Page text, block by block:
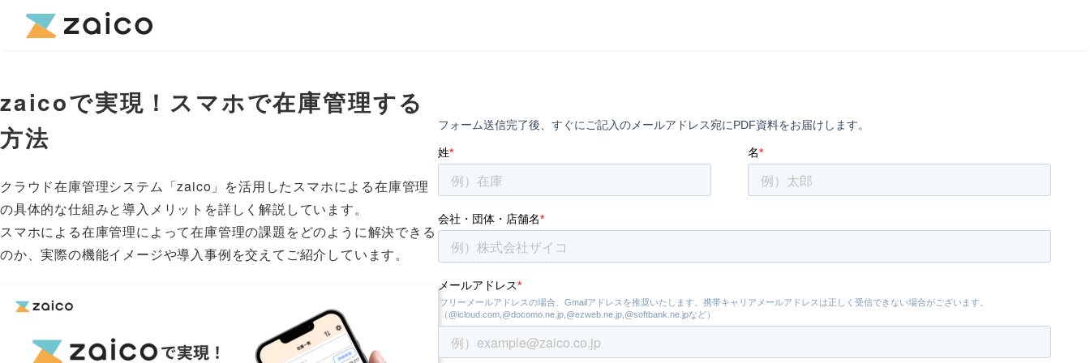
zaicoで実現！スマホで在庫管理する
方法
クラウド在庫管理システム「zaico」を活用したスマホによる在庫管理
の具体的な仕組みと導入メリットを詳しく解説しています。
スマホによる在庫管理によって在庫管理の課題をどのように解決できる
のか、実際の機能イメージや導入事例を交えてご紹介しています。